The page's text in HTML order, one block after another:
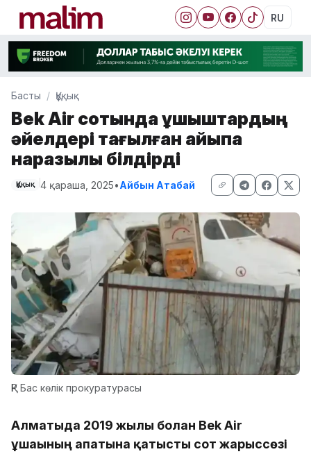
RU
Басты Құқық
Bek Air сотында ұшқыштардың
әйелдері тағылған айыпқа
наразылық білдірді
Құқық 4 қараша, 2025•Айбын Атабай
ҚР Бас көлік прокуратурасы
Алматыда 2019 жылы болған Bek Air
ұшағының апатына қатысты сот жарыссөзі